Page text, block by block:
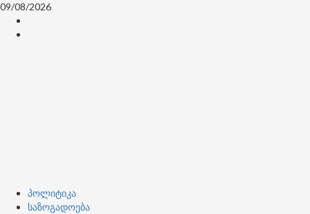
Skip
content
09/08/2026
Primary
Menu
პოლიტიკა
საზოგადოება